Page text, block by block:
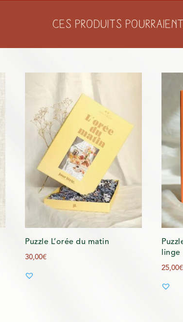
Ces produits
Puzzle L’orée du matin
30,00€
linge
25,00€